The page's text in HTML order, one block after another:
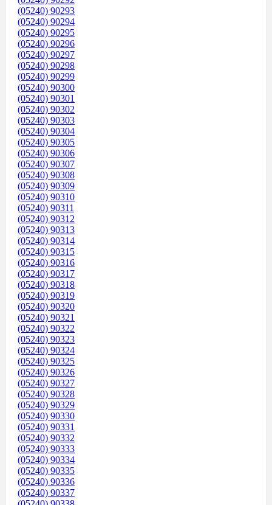
(05240) 90293
(05240) 90294
(05240) 90295
(05240) 90296
(05240) 90297
(05240) 90298
(05240) 90299
(05240) 90300
(05240) 90301
(05240) 90302
(05240) 90303
(05240) 90304
(05240) 90305
(05240) 90306
(05240) 90307
(05240) 90308
(05240) 90309
(05240) 90310
(05240) 90311
(05240) 90312
(05240) 90313
(05240) 90314
(05240) 90315
(05240) 90316
(05240) 90317
(05240) 90318
(05240) 90319
(05240) 90320
(05240) 90321
(05240) 90322
(05240) 90323
(05240) 90324
(05240) 90325
(05240) 90326
(05240) 90327
(05240) 90328
(05240) 90329
(05240) 90330
(05240) 90331
(05240) 90332
(05240) 90333
(05240) 90334
(05240) 90335
(05240) 90336
(05240) 90337